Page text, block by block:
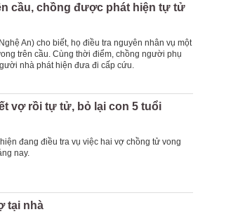
cầu, chồng được phát hiện tự tử
An) cho biết, họ điều tra nguyên nhân vụ một
trên cầu. Cùng thời điểm, chồng người phụ
nhà phát hiện đưa đi cấp cứu.
vợ rồi tự tử, bỏ lại con 5 tuổi
đang điều tra vụ việc hai vợ chồng tử vong
nay.
tại nhà